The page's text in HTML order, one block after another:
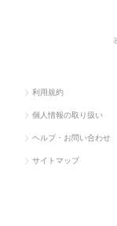
利用規約
個人情報の取り扱い
ヘルプ・お問い合わせ
サイトマップ